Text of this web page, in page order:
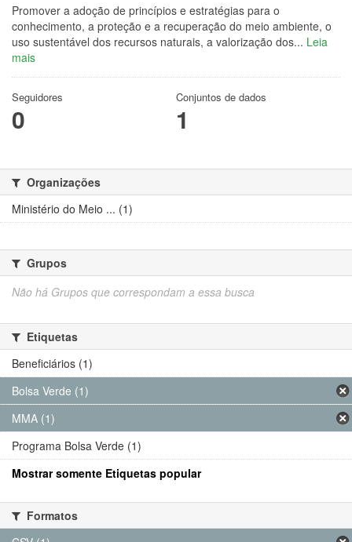
Promover a adoção de princípios e estratégias para o
conhecimento, a proteção e a recuperação do meio ambiente, o
uso sustentável dos recursos naturais, a valorização dos... Leia
mais
Seguidores
0
Conjuntos de dados
1
Organizações
Ministério do Meio ... (1)
Grupos
Não há Grupos que correspondam a essa busca
Etiquetas
Beneficiários (1)
Bolsa Verde (1)
MMA (1)
Programa Bolsa Verde (1)
Mostrar somente Etiquetas popular
Formatos